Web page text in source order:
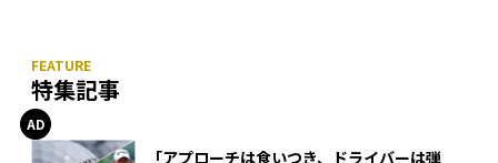
特集記事
「アプローチは食いつき、ドライバーは弾